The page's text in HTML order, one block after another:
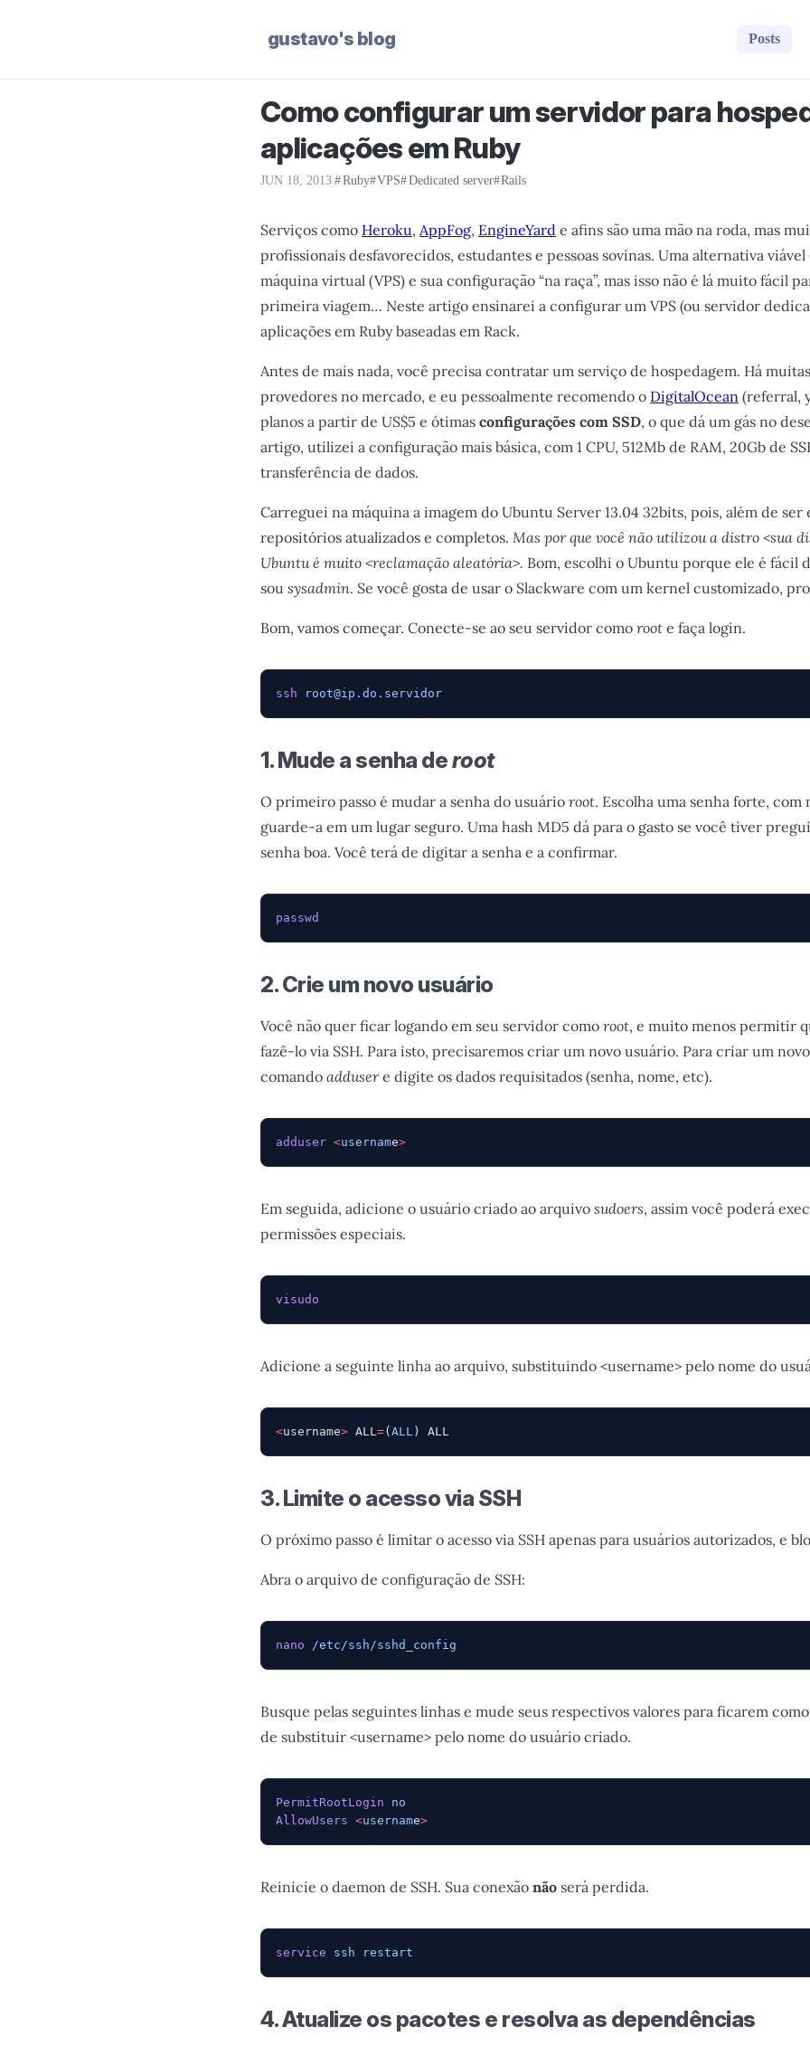
gustavo's blog Posts
Como configurar um servidor para
aplicações em Ruby
JUN 18, 2013 Ruby VPS Dedicated server Rails
Serviços como Heroku, AppFog, EngineYard e afins são uma mão na roda, mas
profissionais desfavorecidos, estudantes e pessoas sovinas. Uma alternativa viável
máquina virtual (VPS) e sua configuração “na raça”, mas isso não é lá muito fácil
primeira viagem… Neste artigo ensinarei a configurar um VPS (ou servidor
aplicações em Ruby baseadas em Rack.
Antes de mais nada, você precisa contratar um serviço de hospedagem. Há
provedores no mercado, e eu pessoalmente recomendo o DigitalOcean (referral,
planos a partir de US$5 e ótimas configurações com SSD, o que dá um gás no
artigo, utilizei a configuração mais básica, com 1 CPU, 512Mb de RAM, 20Gb de
transferência de dados.
Carreguei na máquina a imagem do Ubuntu Server 13.04 32bits, pois, além de ser
repositórios atualizados e completos. Mas por que você não utilizou a distro <sua
Ubuntu é muito <reclamação aleatória>. Bom, escolhi o Ubuntu porque ele é fácil
sou sysadmin. Se você gosta de usar o Slackware com um kernel customizado,
Bom, vamos começar. Conecte-se ao seu servidor como root e faça login.
ssh root@ip.do.servidor
1. Mude a senha deroot
O primeiro passo é mudar a senha do usuário root. Escolha uma senha forte,
guarde-a em um lugar seguro. Uma hash MD5 dá para o gasto se você tiver
senha boa. Você terá de digitar a senha e a confirmar.
passwd
2. Crie um novo usuário
Você não quer ficar logando em seu servidor como root, e muito menos permitir
fazê-lo via SSH. Para isto, precisaremos criar um novo usuário. Para criar um
comando addusere digite os dados requisitados (senha, nome, etc).
adduser <username>
Em seguida, adicione o usuário criado ao arquivo sudoers, assim você poderá
permissões especiais.
visudo
Adicione a seguinte linha ao arquivo, substituindo <username> pelo nome do
<username> ALL =( ALL ) ALL
3. Limite o acesso via SSH
O próximo passo é limitar o acesso via SSH apenas para usuários autorizados, e
Abra o arquivo de configuração de SSH:
nano /etc/ssh/sshd_config
Busque pelas seguintes linhas e mude seus respectivos valores para ficarem
de substituir <username> pelo nome do usuário criado.
PermitRootLogin no
AllowUsers <username>
Reinicie o daemon de SSH. Sua conexão não será perdida.
service ssh restart
4. Atualize os pacotes e resolva as dependências